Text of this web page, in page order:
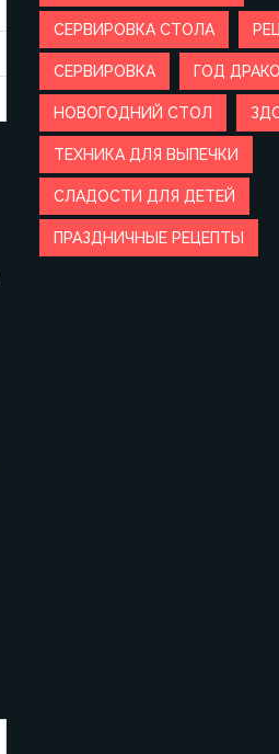
СЕРВИРОВКА СТОЛА
СЕРВИРОВКА ГОД
НОВОГОДНИЙ СТОЛ
ТЕХНИКА ДЛЯ ВЫПЕЧКИ
СЛАДОСТИ ДЛЯ ДЕТЕЙ
ПРАЗДНИЧНЫЕ РЕЦЕПТЫ